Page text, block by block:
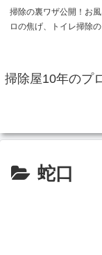
掃除の裏ワザ公開！お
ロの焦げ、トイレ掃除
掃除屋10年のプ
蛇口